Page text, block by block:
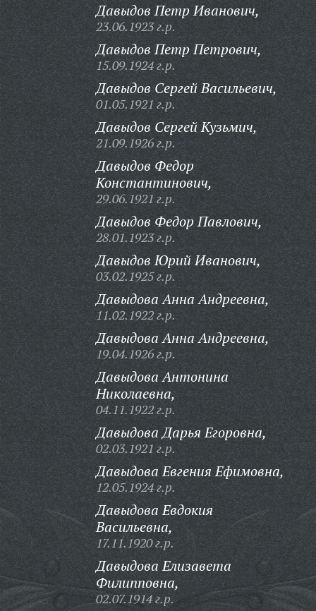
Давыдов Петр Иванович,
23.06.1923 г.р.
Давыдов Петр Петрович,
15.09.1924 г.р.
Давыдов Сергей Васильевич,
01.05.1921 г.р.
Давыдов Сергей Кузьмич,
21.09.1926 г.р.
Давыдов Федор
Константинович,
29.06.1921 г.р.
Давыдов Федор Павлович,
28.01.1923 г.р.
Давыдов Юрий Иванович,
03.02.1925 г.р.
Давыдова Анна Андреевна,
11.02.1922 г.р.
Давыдова Анна Андреевна,
19.04.1926 г.р.
Давыдова Антонина
Николаевна,
04.11.1922 г.р.
Давыдова Дарья Егоровна,
02.03.1921 г.р.
Давыдова Евгения Ефимовна,
12.05.1924 г.р.
Давыдова Евдокия
Васильевна,
17.11.1920 г.р.
Давыдова Елизавета
Филипповна,
02.07.1914 г.р.